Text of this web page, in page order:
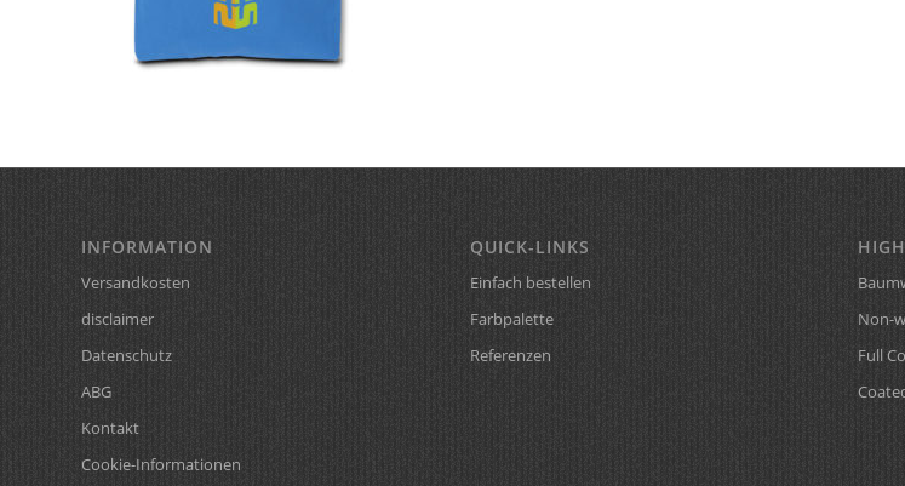
INFORMATION
Versandkosten
disclaimer
Datenschutz
ABG
Kontakt
Cookie-Informationen
QUICK-LINKS
Einfach bestellen
Farbpalette
Referenzen
Non-
Full